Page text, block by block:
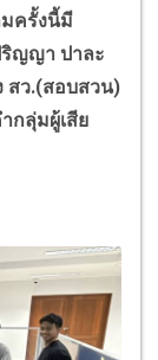
ครั้งนี้มี
ริญญา ปาละ
สว.(สอบสวน)
กลุ่มผู้เสีย